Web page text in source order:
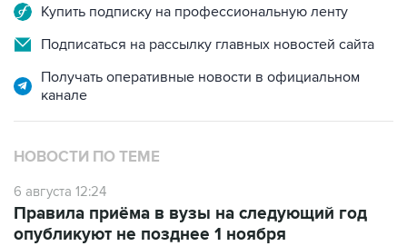
Купить подписку на профессиональную ленту
Подписаться на рассылку главных новостей сайта
Получать оперативные новости в официальном
канале
НОВОСТИ ПО ТЕМЕ
6 августа 12:24
Правила приёма в вузы на следующий год
опубликуют не позднее 1 ноября